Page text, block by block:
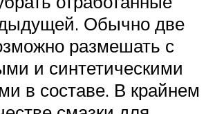
Обычно две
размешать с
и синтетическими
в составе. В крайнем